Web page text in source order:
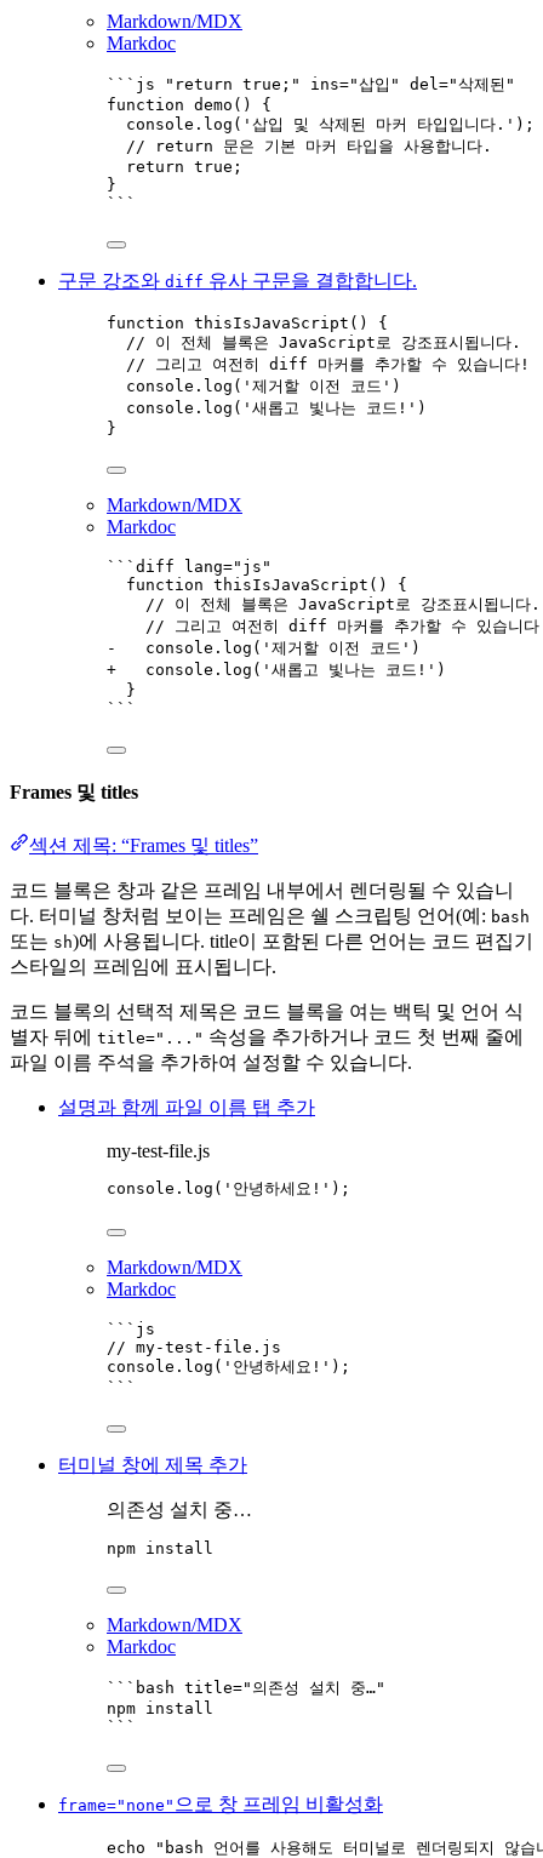
Markdown/MDX
Markdoc
```js "return true;" ins="삽입" del="삭제된"
function demo ()
{
console . log ( ' 삽입 및 삭제된 마커 타입입니다. ' );
// return 문은 기본 마커 타입을 사용합니다.
return true ;
}
```
구문 강조와 diff 유사 구문을 결합합니다.
function thisIsJavaScript ()
{
// 이 전체 블록은 JavaScript로 강조표시됩니다.
// 그리고 여전히 diff 마커를 추가할 수 있습니다!
console . log ( ' 제거할 이전 코드 ' )
console . log ( ' 새롭고 빛나는 코드! ' )
}
Markdown/MDX
Markdoc
```diff lang="js"
function thisIsJavaScript() {
// 이 전체 블록은 JavaScript로 강조표시됩니다.
// 그리고 여전히 diff 마커를 추가할 수 있습니
-   console.log('제거할 이전 코드')
+   console.log('새롭고 빛나는 코드!')
}
```
Frames 및 titles
섹션 제목: “Frames 및 titles”
코드 블록은 창과 같은 프레임 내부에서 렌더링될 수 있습니
다. 터미널 창처럼 보이는 프레임은 쉘 스크립팅 언어(예: bash
또는 sh)에 사용됩니다. title이 포함된 다른 언어는 코드 편집기
스타일의 프레임에 표시됩니다.
코드 블록의 선택적 제목은 코드 블록을 여는 백틱 및 언어 식
별자 뒤에 title="..." 속성을 추가하거나 코드 첫 번째 줄에
파일 이름 주석을 추가하여 설정할 수 있습니다.
설명과 함께 파일 이름 탭 추가
my-test-file.js
console . log ( ' 안녕하세요! ' );
Markdown/MDX
Markdoc
```js
// my-test-file.js
console . log ( ' 안녕하세요! ' );
```
터미널 창에 제목 추가
의존성 설치 중…
npm install
Markdown/MDX
Markdoc
```bash title="의존성 설치 중…"
npm install
```
frame="none" 으로 창 프레임 비활성화
echo " bash 언어를 사용해도 터미널로 렌더링되지 않습